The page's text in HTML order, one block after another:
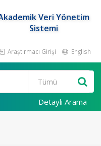
Veri Yönetim
Sistemi
Araştırmacı Girişi English
Detaylı Arama